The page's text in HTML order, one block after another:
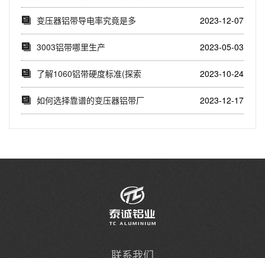
与改进措施(分析...
变压器铝带导电率究竟是多
少？(理论计算与实...
2023-12-07
3003铝带哪里生产 2023-05-03
了解1060铝带硬度标准(探索
1060铝带...
2023-10-24
如何选择靠谱的变压器铝带厂
2023-12-17
联系我们